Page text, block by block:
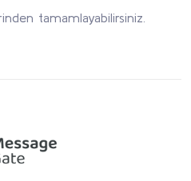
tamamlayabilirsiniz.